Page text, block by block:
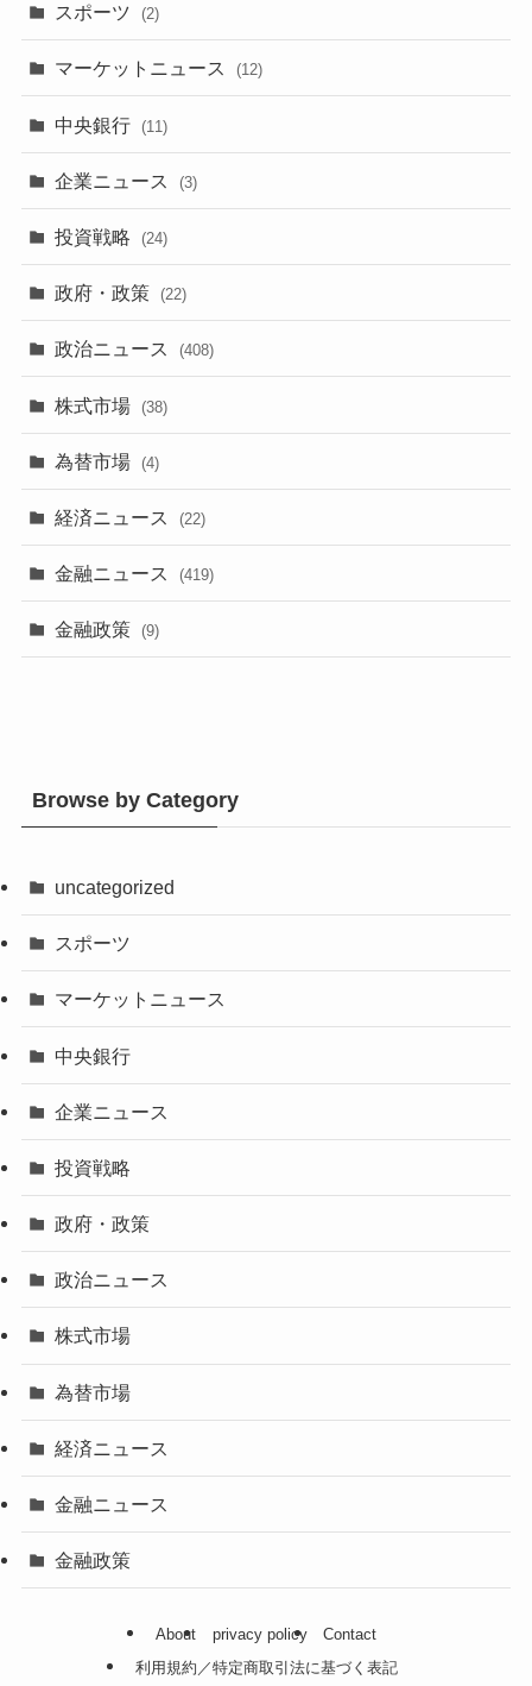
スポーツ (2)
マーケットニュース (12)
中央銀行 (11)
企業ニュース (3)
投資戦略 (24)
政府・政策 (22)
政治ニュース (408)
株式市場 (38)
為替市場 (4)
経済ニュース (22)
金融ニュース (419)
金融政策 (9)
Browse by Category
uncategorized
スポーツ
マーケットニュース
中央銀行
企業ニュース
投資戦略
政府・政策
政治ニュース
株式市場
為替市場
経済ニュース
金融ニュース
金融政策
About privacy policy
Contact
利用規約／特定商取引法に基づく表記